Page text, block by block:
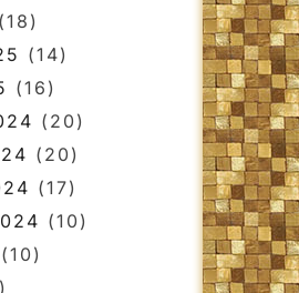
(18)
(14)
(16)
(20)
(20)
(17)
(10)
(10)